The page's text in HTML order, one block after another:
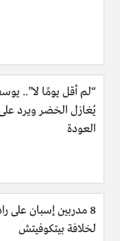
“لم أقل يومًا لا”..
يُغازل الخضر ويرد
العودة
8 مدربين إسبان على
لخلافة بيتكوفيتش